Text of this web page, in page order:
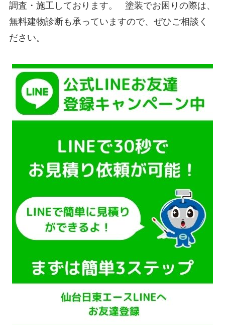
調査・施工しております。 塗装でお困りの際は、
無料建物診断も承っていますので、ぜひご相談く
ださい。